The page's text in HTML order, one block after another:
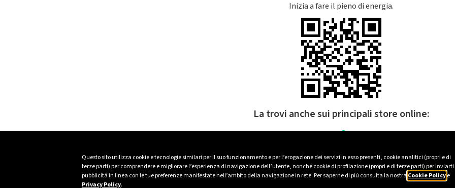
Questo sito utilizza cookie e tecnologie similari per il suo funzionamento e per l’erogazione dei servizi in esso presenti, cookie analitici (propri e di
terze parti) per comprendere e migliorare l’esperienza di navigazione dell’utente, nonché cookie di profilazione (propri e di terze parti) per inviarti
pubblicità in linea con le tue preferenze manifestate nell’ambito della navigazione in rete. Per saperne di più consulta la nostra Cookie Policye
Privacy Policy.
Inizia a fare il pieno di energia.
La trovi anche sui principali store online: